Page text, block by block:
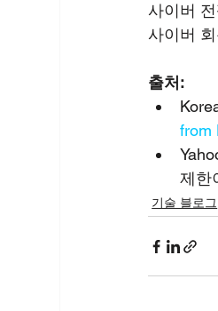
사이버
사이버
출처:
from
제한
기술 블로그